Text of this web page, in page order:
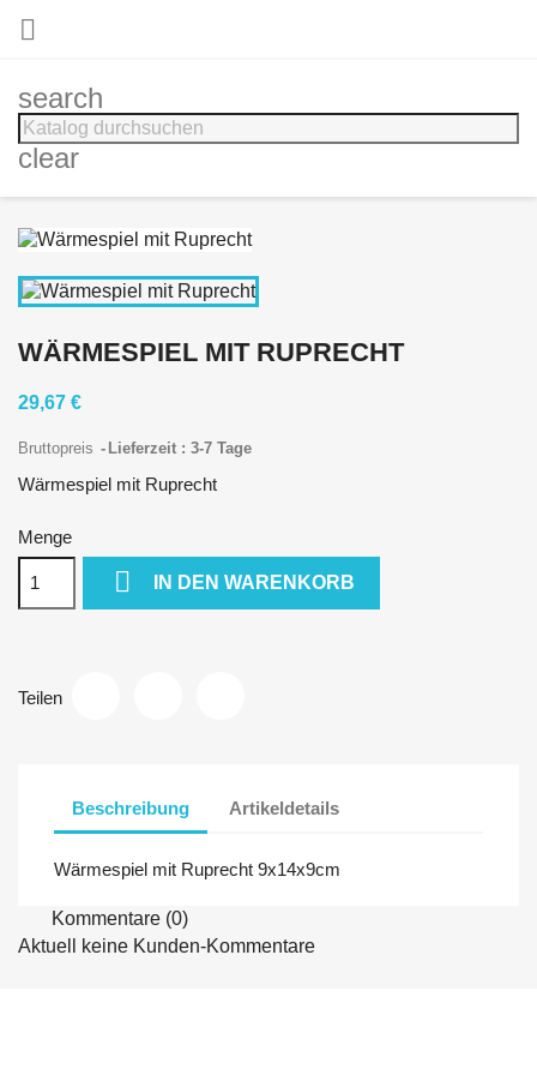

search
clear
WÄRMESPIEL MIT RUPRECHT
29,67 €
Bruttopreis Lieferzeit : 3-7 Tage
Wärmespiel mit Ruprecht
Menge
 IN DEN WARENKORB
Teilen
Beschreibung Artikeldetails
Wärmespiel mit Ruprecht 9x14x9cm
Kommentare (0)
Aktuell keine Kunden-Kommentare